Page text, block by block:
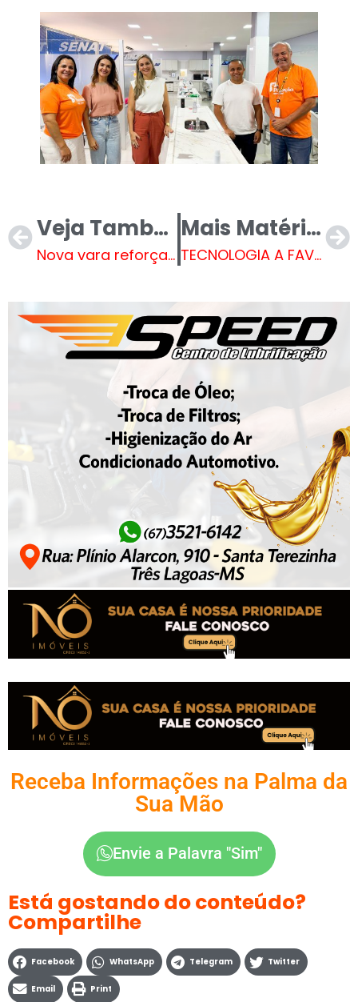
Veja Também
Nova vara reforçará ações contra a violência doméstica em MS
Mais Matérias
TECNOLOGIA A FAVOR DA SAÚDE – Setor de Endemias passa a usar drone próprio no combate à dengue
Receba Informações na Palma da
Sua Mão
Envie a Palavra "Sim"
Está gostando do conteúdo?
Compartilhe
Facebook WhatsApp Telegram Twitter
Email Print